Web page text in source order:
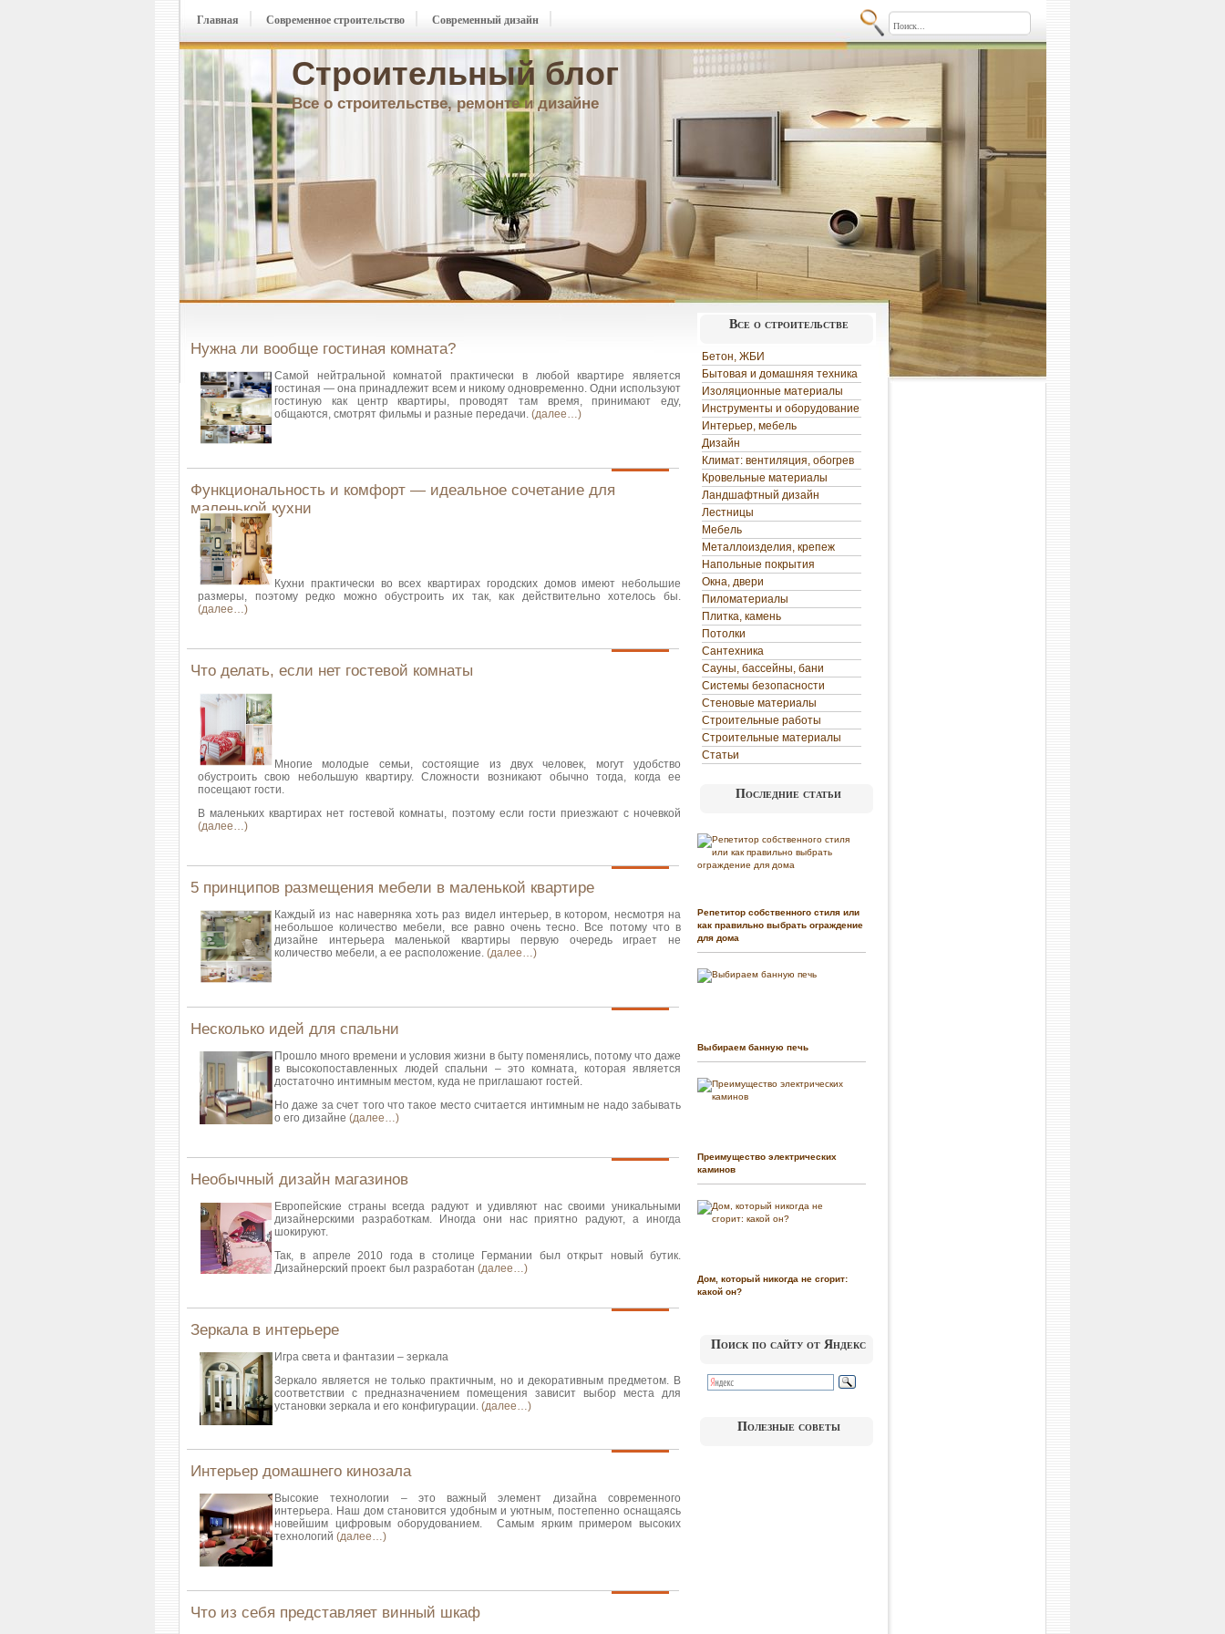
Строительный блог
Все о строительстве, ремонте и дизайне
Главная Современное строительство Современный дизайн
Нужна ли вообще гостиная комната?
Самой нейтральной комнатой практически в любой квартире является
гостиная — она принадлежит всем и никому одновременно. Одни используют
гостиную как центр квартиры, проводят там время, принимают еду,
общаются, смотрят фильмы и разные передачи. (далее…)
Функциональность и комфорт — идеальное сочетание для
маленькой кухни
Кухни практически во всех квартирах городских домов имеют небольшие
размеры, поэтому редко можно обустроить их так, как действительно хотелось бы.
(далее…)
Что делать, если нет гостевой комнаты
Многие молодые семьи, состоящие из двух человек, могут удобство
обустроить свою небольшую квартиру. Сложности возникают обычно тогда, когда ее
посещают гости.
В маленьких квартирах нет гостевой комнаты, поэтому если гости приезжают с ночевкой
(далее…)
5 принципов размещения мебели в маленькой квартире
Каждый из нас наверняка хоть раз видел интерьер, в котором, несмотря на
небольшое количество мебели, все равно очень тесно. Все потому что в
дизайне интерьера маленькой квартиры первую очередь играет не
количество мебели, а ее расположение. (далее…)
Несколько идей для спальни
Прошло много времени и условия жизни в быту поменялись, потому что даже
в высокопоставленных людей спальни – это комната, которая является
достаточно интимным местом, куда не приглашают гостей.
Но даже за счет того что такое место считается интимным не надо забывать
о его дизайне (далее…)
Необычный дизайн магазинов
Европейские страны всегда радуют и удивляют нас своими уникальными
дизайнерскими разработкам. Иногда они нас приятно радуют, а иногда
шокируют.
Так, в апреле 2010 года в столице Германии был открыт новый бутик.
Дизайнерский проект был разработан (далее…)
Зеркала в интерьере
Игра света и фантазии – зеркала
Зеркало является не только практичным, но и декоративным предметом. В
соответствии с предназначением помещения зависит выбор места для
установки зеркала и его конфигурации. (далее…)
Интерьер домашнего кинозала
Высокие технологии – это важный элемент дизайна современного
интерьера. Наш дом становится удобным и уютным, постепенно оснащаясь
новейшим цифровым оборудованием. Самым ярким примером высоких
технологий (далее…)
Что из себя представляет винный шкаф
Все о строительстве
Бетон, ЖБИ
Бытовая и домашняя техника
Изоляционные материалы
Инструменты и оборудование
Интерьер, мебель
Дизайн
Климат: вентиляция, обогрев
Кровельные материалы
Ландшафтный дизайн
Лестницы
Мебель
Металлоизделия, крепеж
Напольные покрытия
Окна, двери
Пиломатериалы
Плитка, камень
Потолки
Сантехника
Сауны, бассейны, бани
Системы безопасности
Стеновые материалы
Строительные работы
Строительные материалы
Статьи
Последние статьи
Репетитор собственного стиля или
как правильно выбрать ограждение
для дома
Выбираем банную печь
Преимущество электрических
каминов
Дом, который никогда не сгорит:
какой он?
Поиск по сайту от Яндекс
Полезные советы